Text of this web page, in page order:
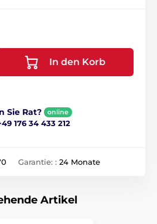
In den Korb
Sie Rat? online
176 34 433 212
Garantie: : 24 Monate
Artikel